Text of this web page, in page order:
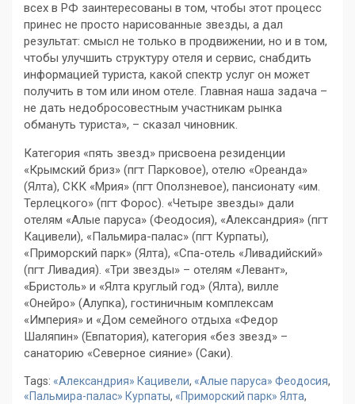
всех в РФ заинтересованы в том, чтобы этот процесс
принес не просто нарисованные звезды, а дал
результат: смысл не только в продвижении, но и в том,
чтобы улучшить структуру отеля и сервис, снабдить
информацией туриста, какой спектр услуг он может
получить в том или ином отеле. Главная наша задача –
не дать недобросовестным участникам рынка
обмануть туриста», – сказал чиновник.
Категория «пять звезд» присвоена резиденции
«Крымский бриз» (пгт Парковое), отелю «Ореанда»
(Ялта), СКК «Мрия» (пгт Оползневое), пансионату «им.
Терлецкого» (пгт Форос). «Четыре звезды» дали
отелям «Алые паруса» (Феодосия), «Александрия» (пгт
Кацивели), «Пальмира-палас» (пгт Курпаты),
«Приморский парк» (Ялта), «Спа-отель «Ливадийский»
(пгт Ливадия). «Три звезды» – отелям «Левант»,
«Бристоль» и «Ялта круглый год» (Ялта), вилле
«Онейро» (Алупка), гостиничным комплексам
«Империя» и «Дом семейного отдыха «Федор
Шаляпин» (Евпатория), категория «без звезд» –
санаторию «Северное сияние» (Саки).
Tags: «Александрия» Кацивели, «Алые паруса» Феодосия,
«Пальмира-палас» Курпаты, «Приморский парк» Ялта,